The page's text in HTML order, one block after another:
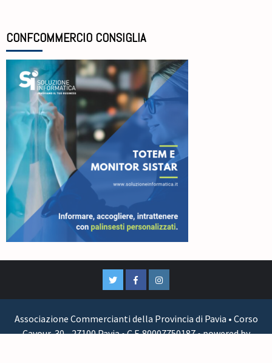
CONFCOMMERCIO CONSIGLIA
Associazione Commercianti della Provincia di Pavia • Corso
Cavour, 30 - 27100 Pavia • C.F. 80007750187 • powered by